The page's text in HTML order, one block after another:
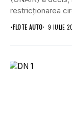
restricționarea
•FLOTE AUTO 9 IULIE